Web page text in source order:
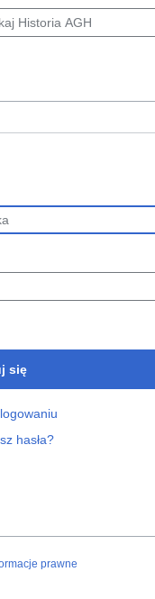
się
hasła?
prawne